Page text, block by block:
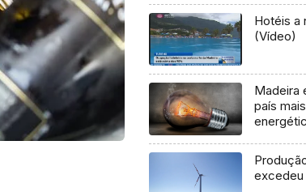
Hotéis a
(Vídeo)
Madeira
país
excedeu